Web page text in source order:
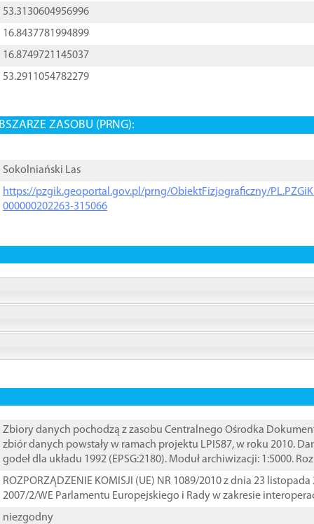
53.3130604956996
16.8437781994899
16.8749721145037
53.2911054782279
ZASOBU (PRNG):
Sokolniański Las
https://pzgik.geoportal.gov.pl/prng/ObiektFizjograficzny/
000000202263-315066
Zbiory danych pochodzą z zasobu Centralnego Ośrodka
zbiór danych powstały w ramach projektu LPIS87, w roku 2010.
godeł dla układu 1992 (EPSG:2180). Moduł archiwizacji: 1:5000.
ROZPORZĄDZENIE KOMISJI (UE) NR 1089/2010 z dnia 23
2007/2/WE Parlamentu Europejskiego i Rady w zakresie
niezgodny